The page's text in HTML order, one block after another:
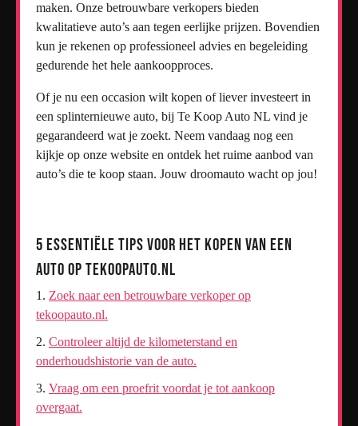
maken. Onze betrouwbare verkopers bieden
kwalitatieve auto’s aan tegen eerlijke prijzen. Bovendien
kun je rekenen op professioneel advies en begeleiding
gedurende het hele aankoopproces.
Of je nu een occasion wilt kopen of liever investeert in
een splinternieuwe auto, bij Te Koop Auto NL vind je
gegarandeerd wat je zoekt. Neem vandaag nog een
kijkje op onze website en ontdek het ruime aanbod van
auto’s die te koop staan. Jouw droomauto wacht op jou!
5 Essentiële Tips voor het Kopen van een
Auto op Tekoopauto.nl
Zoek naar een betrouwbare verkoper op
tekoopauto.nl.
Controleer altijd de kilometerstand en
onderhoudshistorie van de auto.
Vraag om een proefrit voordat je tot aankoop
overgaat.